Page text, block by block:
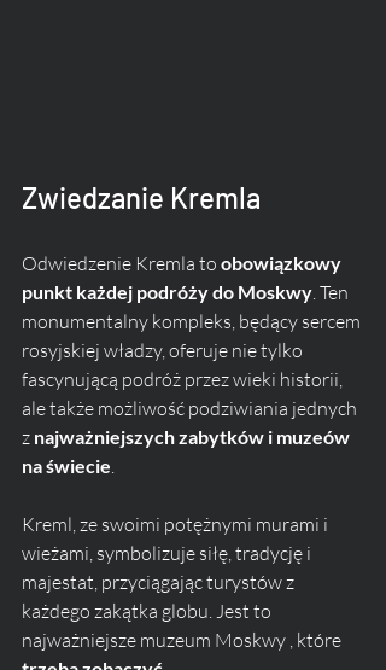
Zwiedzanie Kremla
Odwiedzenie Kremla to obowiązkowy
punkt każdej podróży do Moskwy. Ten
monumentalny kompleks, będący sercem
rosyjskiej władzy, oferuje nie tylko
fascynującą podróż przez wieki historii,
ale także możliwość podziwiania jednych
z najważniejszych zabytków i muzeów
na świecie.
Kreml, ze swoimi potężnymi murami i
wieżami, symbolizuje siłę, tradycję i
majestat, przyciągając turystów z
każdego zakątka globu. Jest to
najważniejsze muzeum Moskwy , które